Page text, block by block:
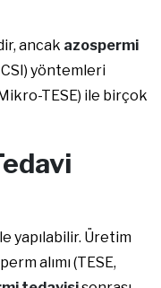
ancak azospermi
yöntemleri
TESE) ile birçok
yapılabilir. Üretim
alımı (TESE,